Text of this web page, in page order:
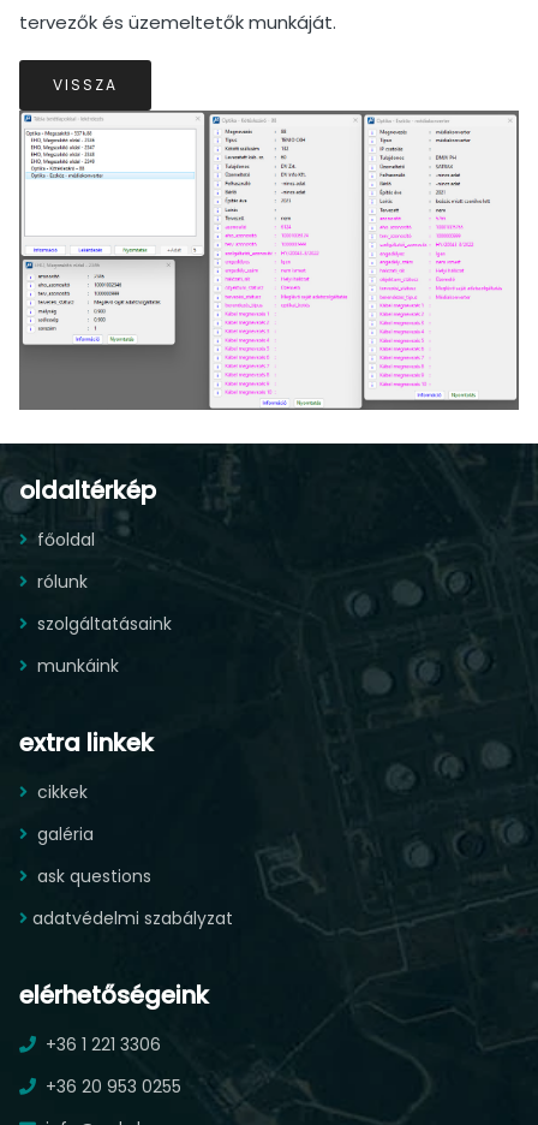
tervezők és üzemeltetők munkáját.
VISSZA
oldaltérkép
főoldal
rólunk
szolgáltatásaink
munkáink
extra linkek
cikkek
galéria
ask questions
adatvédelmi szabályzat
elérhetőségeink
+36 1 221 3306
+36 20 953 0255